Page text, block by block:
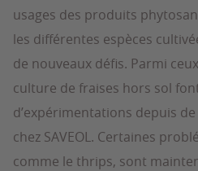
usages des produits
les différentes espèces
de nouveaux défis. Parmi
culture de fraises hors sol
d’expérimentations depuis
chez SAVEOL. Certaines
comme le thrips, sont